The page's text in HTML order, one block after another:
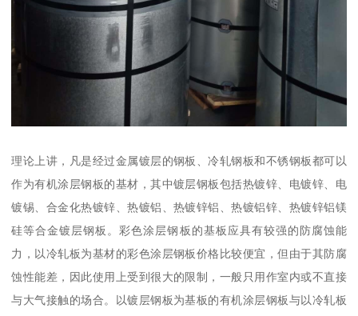
理论上讲，凡是经过金属镀层的钢板、冷轧钢板和不锈钢板都可以
作为有机涂层钢板的基材，其中镀层钢板包括热镀锌、电镀锌、电
镀锡、合金化热镀锌、热镀铝、热镀锌铝、热镀铝锌、热镀锌铝镁
硅等合金镀层钢板。彩色涂层钢板的基板应具有较强的防腐蚀能
力，以冷轧板为基材的彩色涂层钢板价格比较便宜，但由于其防腐
蚀性能差，因此使用上受到很大的限制，一般只用作室内或不直接
与大气接触的场合。以镀层钢板为基板的有机涂层钢板与以冷轧板